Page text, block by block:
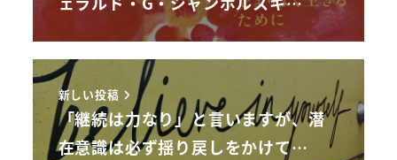
新しい投稿
「継続は力なり」と言いますが、潜
在意識は必ず揺り戻しをかけて…